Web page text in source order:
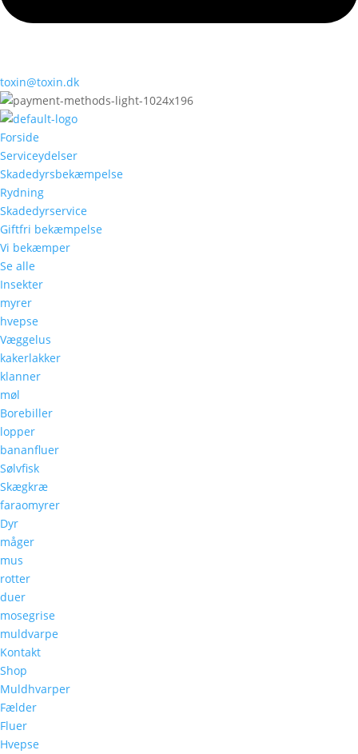
toxin@toxin.dk
Forside
Serviceydelser
Skadedyrsbekæmpelse
Rydning
Skadedyrservice
Giftfri bekæmpelse
Vi bekæmper
Se alle
Insekter
myrer
hvepse
Væggelus
kakerlakker
klanner
møl
Borebiller
lopper
bananfluer
Sølvfisk
Skægkræ
faraomyrer
Dyr
måger
mus
rotter
duer
mosegrise
muldvarpe
Kontakt
Shop
Muldhvarper
Fælder
Fluer
Hvepse